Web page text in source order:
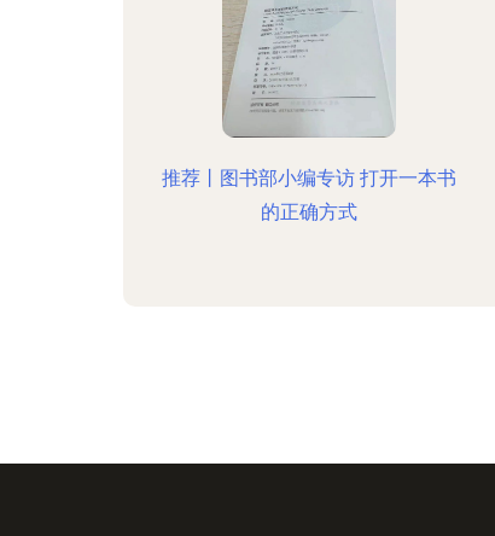
推荐丨图书部小编专访 打开一本书
的正确方式